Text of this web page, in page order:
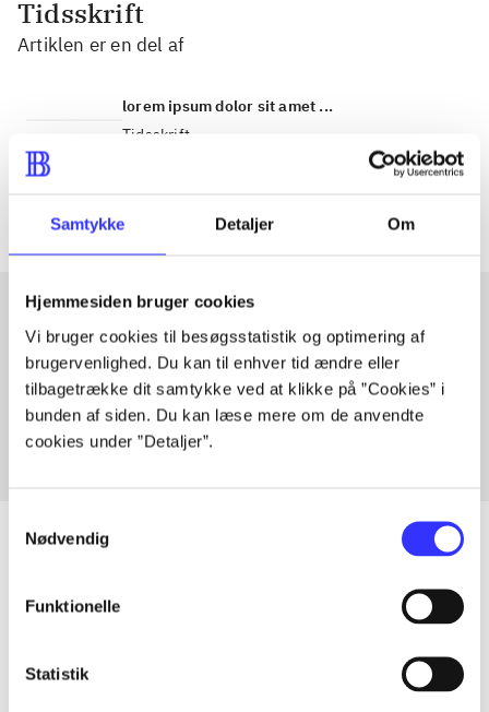
Samtykke Detaljer Om
Hjemmesiden bruger cookies
Vi bruger cookies til besøgsstatistik og optimering af
brugervenlighed. Du kan til enhver tid ændre eller
tilbagetrække dit samtykke ved at klikke på ”Cookies” i
bunden af siden. Du kan læse mere om de anvendte
cookies under ”Detaljer”.
Nødvendig
Funktionelle
Statistik
Tidsskrift
Artiklen er en del af
lorem ipsum dolor sit amet ...
Tidsskrift
Artiklerne i
Artikler med samme emner
Fra
Artikler